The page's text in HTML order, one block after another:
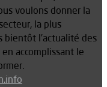
voulons donner la
la plus
l’actualité des
accomplissant le